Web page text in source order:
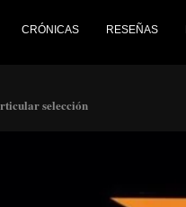
CRÓNICAS RESEÑAS
selección